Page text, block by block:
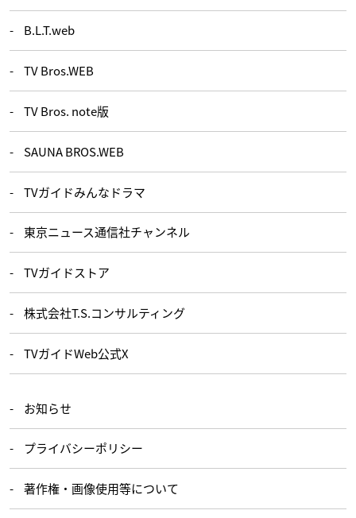
B.L.T.web
TV Bros.WEB
TV Bros. note版
SAUNA BROS.WEB
TVガイドみんなドラマ
東京ニュース通信社チャンネル
TVガイドストア
株式会社T.S.コンサルティング
TVガイドWeb公式X
お知らせ
プライバシーポリシー
著作権・画像使用等について